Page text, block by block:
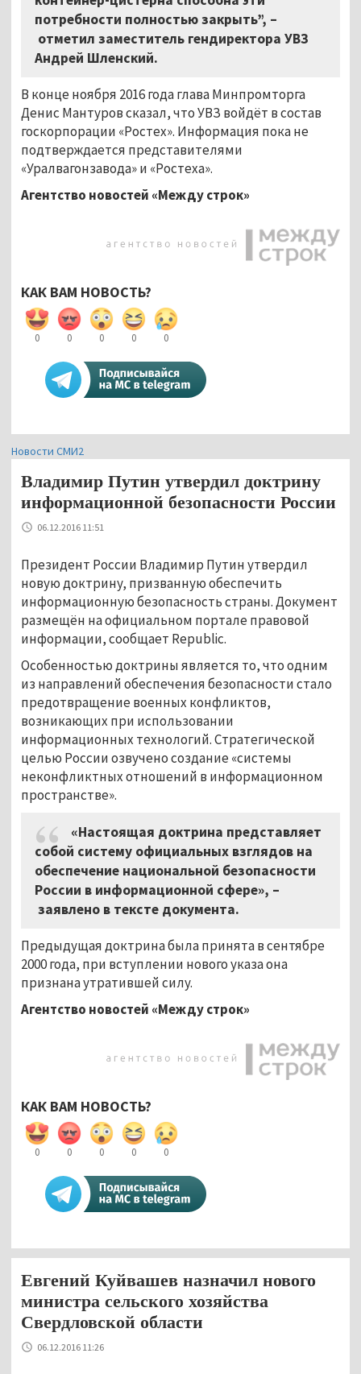
потребности полностью закрыть”, –
отметил заместитель гендиректора УВЗ
Андрей Шленский.
В конце ноября 2016 года глава Минпромторга
Денис Мантуров сказал, что УВЗ войдёт в состав
госкорпорации «Ростех». Информация пока не
подтверждается представителями
«Уралвагонзавода» и «Ростеха».
Агентство новостей «Между строк»
КАК ВАМ НОВОСТЬ?
0 0 0 0 0
Новости СМИ2
Владимир Путин утвердил доктрину
информационной безопасности России
06.12.2016 11:51
Президент России Владимир Путин утвердил
новую доктрину, призванную обеспечить
информационную безопасность страны. Документ
размещён на официальном портале правовой
информации, сообщает Republic.
Особенностью доктрины является то, что одним
из направлений обеспечения безопасности стало
предотвращение военных конфликтов,
возникающих при использовании
информационных технологий. Стратегической
целью России озвучено создание «системы
неконфликтных отношений в информационном
пространстве».
«Настоящая доктрина представляет
собой систему официальных взглядов на
обеспечение национальной безопасности
России в информационной сфере», –
заявлено в тексте документа.
Предыдущая доктрина была принята в сентябре
2000 года, при вступлении нового указа она
признана утратившей силу.
Агентство новостей «Между строк»
КАК ВАМ НОВОСТЬ?
0 0 0 0 0
Евгений Куйвашев назначил нового
министра сельского хозяйства
Свердловской области
06.12.2016 11:26